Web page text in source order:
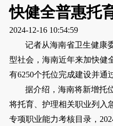
快健全普惠托
2024-12-16 10:54:59
记者从海南省卫生健康
型社会，海南近年来加快健
有6250个托位完成建设并通
据介绍，海南将新增托
将托育、护理相关职业列入
专项职业能力考核目录，